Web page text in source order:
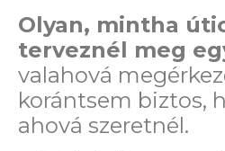
Olyan, mintha
terveznél meg
valahová
korántsem biztos,
ahová szeretnél.